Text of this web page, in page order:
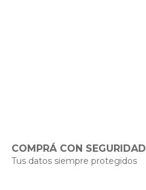
COMPRÁ CON SEGURIDAD
Tus datos siempre protegidos